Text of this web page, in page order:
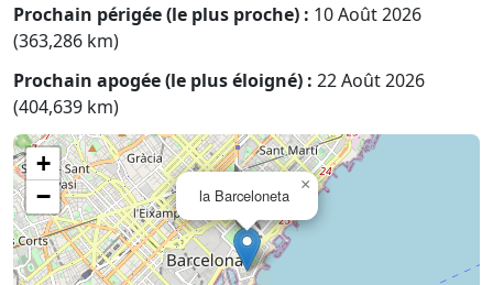
Prochain périgée (le plus proche) : 10 Août 2026
(363,286 km)
Prochain apogée (le plus éloigné) : 22 Août 2026
(404,639 km)
la Barceloneta
×
+
−